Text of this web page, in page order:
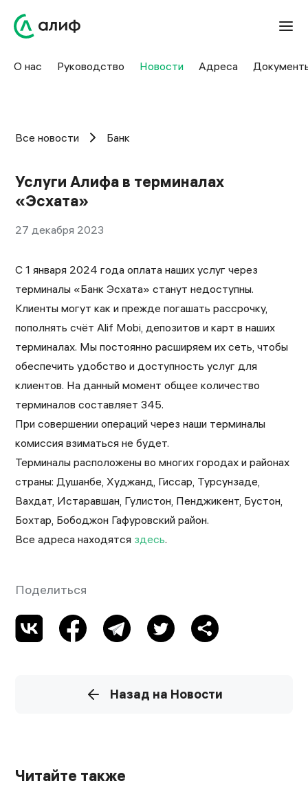
О нас Руководство Новости Адреса
Все новости Банк
Услуги Алифа в терминалах
«Эсхата»
27 декабря 2023
С 1 января 2024 года оплата наших услуг через
терминалы «Банк Эсхата» станут недоступны.
Клиенты могут как и прежде погашать рассрочку,
пополнять счёт Alif Mobi, депозитов и карт в наших
терминалах. Мы постоянно расширяем их сеть, чтобы
обеспечить удобство и доступность услуг для
клиентов. На данный момент общее количество
терминалов составляет 345.
При совершении операций через наши терминалы
комиссия взиматься не будет.
Терминалы расположены во многих городах и районах
страны: Душанбе, Худжанд, Гиссар, Турсунзаде,
Вахдат, Истаравшан, Гулистон, Пенджикент, Бустон,
Бохтар, Бободжон Гафуровский район.
Все адреса находятся здесь.
Поделиться
Назад на Новости
Читайте также